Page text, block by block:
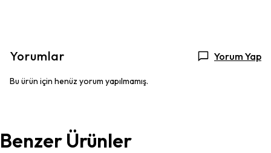
Yorumlar Yorum Yap
Bu ürün için henüz yorum yapılmamış.
Benzer Ürünler